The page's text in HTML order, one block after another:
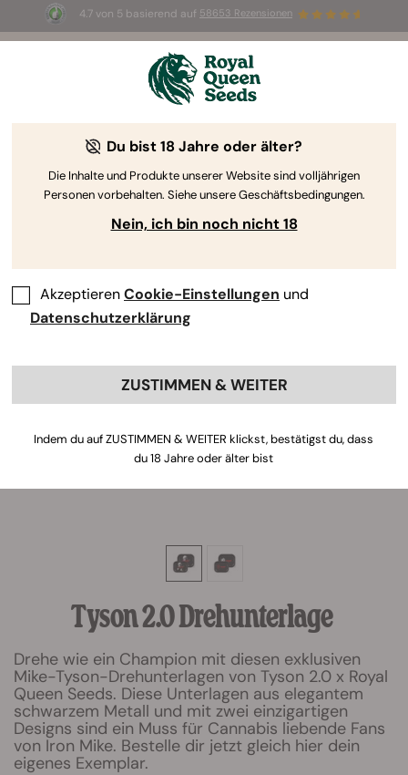
4.7 von 5 basierend auf 58653 Rezensionen
☀️ Sommer-Sale: Bis zu 50 % Rabatt
auf ausgewählte Produkte! ⏤
Tyson 2.0 Drehunterlage
Drehe wie ein Champion mit diesen exklusiven
Mike-Tyson-Drehunterlagen von Tyson 2.0 x Royal
Queen Seeds. Diese Unterlagen aus elegantem
schwarzem Metall und mit zwei einzigartigen
Designs sind ein Muss für Cannabis liebende Fans
von Iron Mike. Bestelle dir jetzt gleich hier dein
eigenes Exemplar.
Du bist 18 Jahre oder älter?
Die Inhalte und Produkte unserer Website sind volljährigen
Personen vorbehalten. Siehe unsere Geschäftsbedingungen.
Nein, ich bin noch nicht 18
AkzeptierenCookie-Einstellungen und
Datenschutzerklärung
ZUSTIMMEN & WEITER
Indem du auf ZUSTIMMEN & WEITER klickst, bestätigst du, dass
du 18 Jahre oder älter bist